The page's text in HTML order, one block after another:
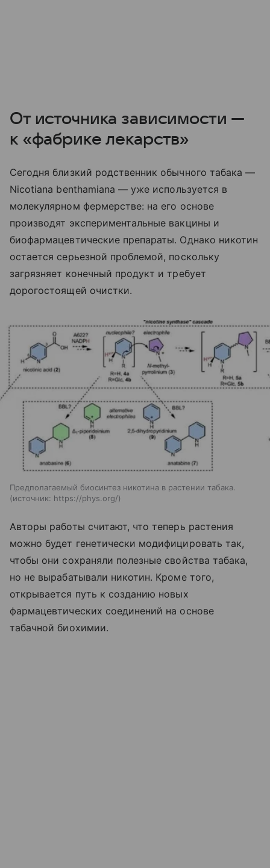
От источника зависимости —
к «фабрике лекарств»
Сегодня близкий родственник обычного табака —
Nicotiana benthamiana — уже используется в
молекулярном фермерстве: на его основе
производят экспериментальные вакцины и
биофармацевтические препараты. Однако никотин
остается серьезной проблемой, поскольку
загрязняет конечный продукт и требует
дорогостоящей очистки.
Предполагаемый биосинтез никотина в растении табака.
источник: https://phys.org/
Авторы работы считают, что теперь растения
можно будет генетически модифицировать так,
чтобы они сохраняли полезные свойства табака,
но не вырабатывали никотин. Кроме того,
открывается путь к созданию новых
фармацевтических соединений на основе
табачной биохимии.